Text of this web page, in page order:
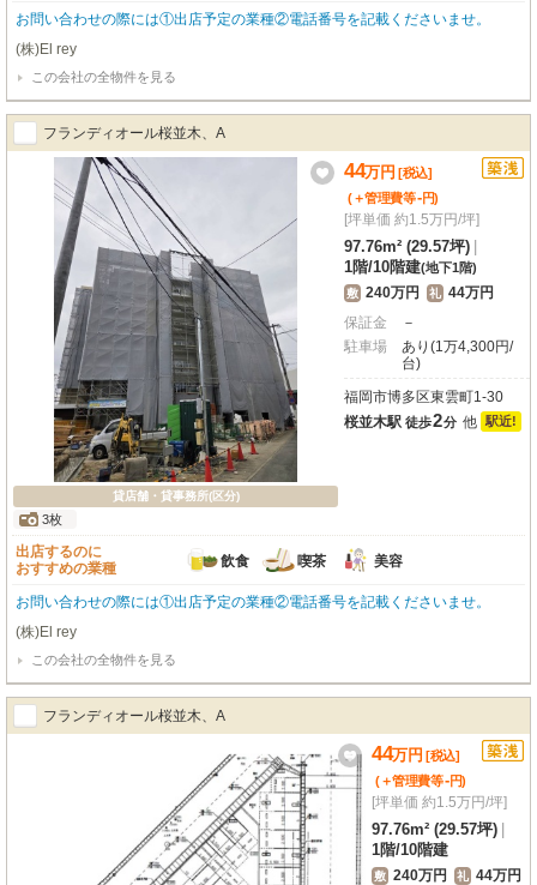
お問い合わせの際には①出店予定の業種②電話番号を記載くださいませ。
(株)El rey
この会社の全物件を見る
フランディオール桜並木、A
貸店舗・貸事務所(区分)
3枚
44万円 [税込]
(＋管理費等-円)
[坪単価 約1.5万円/坪]
97.76m² (29.57坪)
1階/10階建(地下1階)
敷 240万円 礼 44万円
保証金
－
駐車場
あり(1万4,300円/
台)
福岡市博多区東雲町1-30
桜並木駅 徒歩2分 他 駅近!
出店するのに
おすすめの業種
飲食 喫茶 美容
お問い合わせの際には①出店予定の業種②電話番号を記載くださいませ。
(株)El rey
この会社の全物件を見る
フランディオール桜並木、A
44万円 [税込]
(＋管理費等-円)
[坪単価 約1.5万円/坪]
97.76m² (29.57坪)
1階/10階建
敷 240万円 礼 44万円